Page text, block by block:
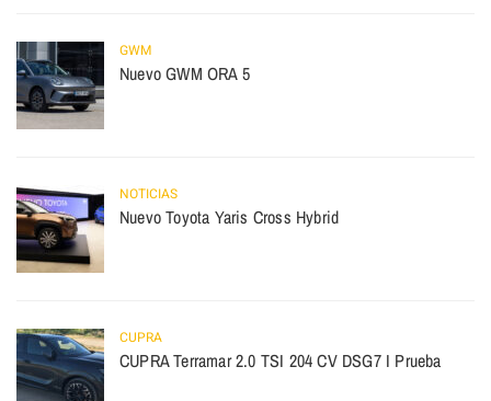
GWM
Nuevo GWM ORA 5
NOTICIAS
Nuevo Toyota Yaris Cross Hybrid
CUPRA
CUPRA Terramar 2.0 TSI 204 CV DSG7 I Prueba